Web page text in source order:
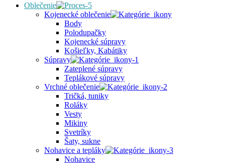
Oblečenie
Kojenecké oblečenie
Body
Polodupačky
Kojenecké súpravy
Košieľky, Kabátiky
Súpravy
Zateplené súpravy
Teplákové súpravy
Vrchné oblečenie
Tričká, tuniky
Roláky
Vesty
Mikiny
Svetríky
Šaty, sukne
Nohavice a tepláky
Nohavice